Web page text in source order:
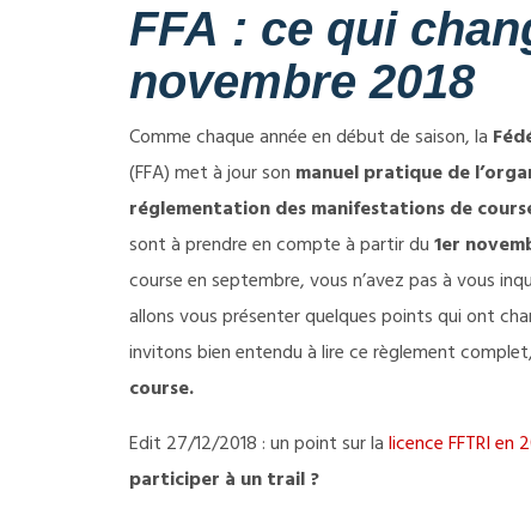
FFA : ce qui
novembre 2018
Comme chaque année en début de saison, la
(FFA) met à jour son manuel pratique de
réglementation des manifestations de
sont à prendre en compte à partir du1er
course en septembre, vous n’avez pas à vous
allons vous présenter quelques points qui ont
invitons bien entendu à lire ce règlement complet,
course.
Edit 27/12/2018 : un point sur lalicence FFTRI en
participer à un trail ?